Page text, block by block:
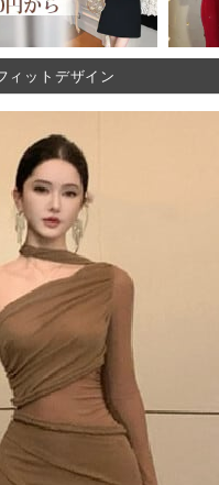
ィットデザイン